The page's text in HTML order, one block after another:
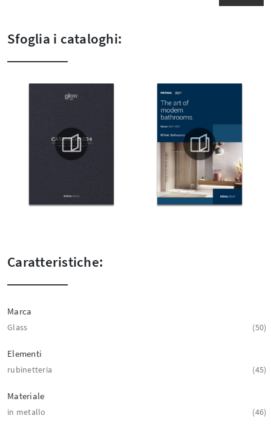
Sfoglia i cataloghi:
Caratteristiche:
Marca
Glass 50
Elementi
rubinetteria 45
Materiale
in metallo 46